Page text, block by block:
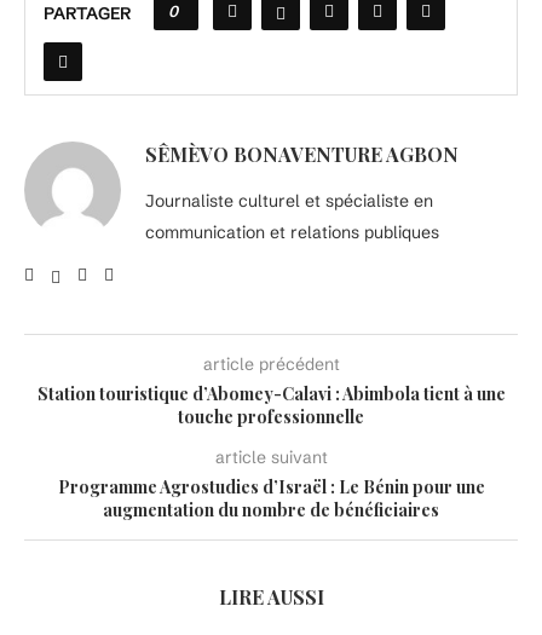
PARTAGER 0
SÊMÈVO BONAVENTURE AGBON
Journaliste culturel et spécialiste en
communication et relations publiques
article précédent
Station touristique d’Abomey-Calavi : Abimbola tient à une
touche professionnelle
article suivant
Programme Agrostudies d’Israël : Le Bénin pour une
augmentation du nombre de bénéficiaires
LIRE AUSSI